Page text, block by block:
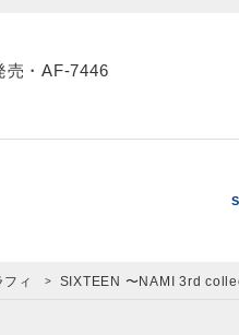
売・AF-7446
ィ SIXTEEN 〜NAMI 3rd